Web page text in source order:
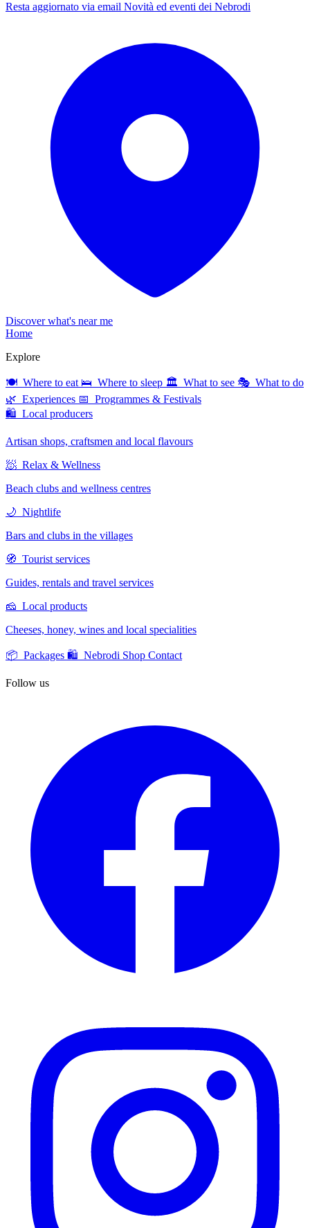
Resta aggiornato via email Novità ed eventi dei Nebrodi
Discover what's near me
Home
Explore
🍽 Where to eat 🛌 Where to sleep 🏛 What to see 🎭 What to do
🌿 Experiences 📅 Programmes & Festivals
🛍 Local producers
Artisan shops, craftsmen and local flavours
🧖 Relax & Wellness
Beach clubs and wellness centres
🌙 Nightlife
Bars and clubs in the villages
🧭 Tourist services
Guides, rentals and travel services
🧀 Local products
Cheeses, honey, wines and local specialities
📦 Packages 🛍️ Nebrodi Shop Contact
Follow us